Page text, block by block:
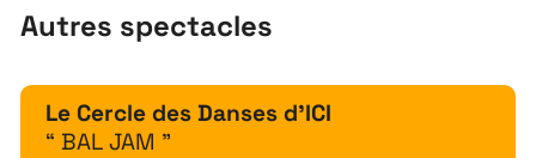
À propos
Autres spectacles
Le Cercle des Danses d'ICI
“ BAL JAM ”